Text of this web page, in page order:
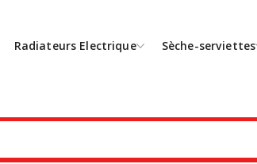
Radiateurs Electrique Sèche-serviettes